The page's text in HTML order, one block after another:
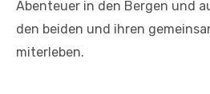
Abenteuer in den Bergen und
den beiden und ihren
miterleben.